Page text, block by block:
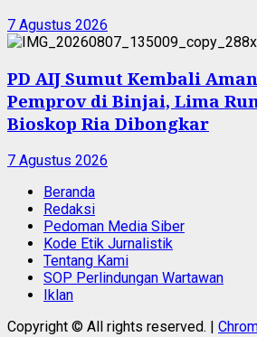
7 Agustus 2026
PD AIJ Sumut Kembali
Pemprov di Binjai, Lima
Bioskop Ria Dibongkar
7 Agustus 2026
Beranda
Redaksi
Pedoman Media Siber
Kode Etik Jurnalistik
Tentang Kami
SOP Perlindungan Wartawan
Iklan
Copyright © All rights reserved. |